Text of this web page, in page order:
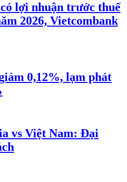
lợi nhuận trước thuế
2026, Vietcombank
0,12%, lạm phát
vs Việt Nam: Đại